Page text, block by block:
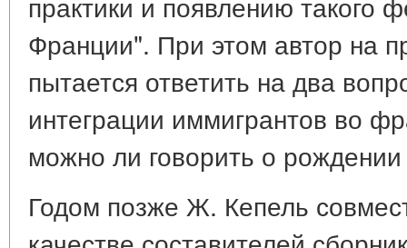
Франции". При этом автор на
пытается ответить на два
интеграции иммигрантов во
можно ли говорить о
Годом позже Ж. Кепель